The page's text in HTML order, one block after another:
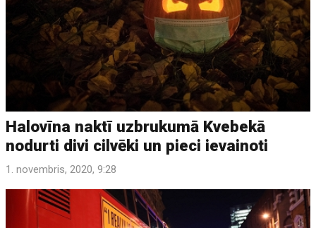
Halovīna naktī uzbrukumā Kvebekā
nodurti divi cilvēki un pieci ievainoti
1. novembris, 2020, 9:28